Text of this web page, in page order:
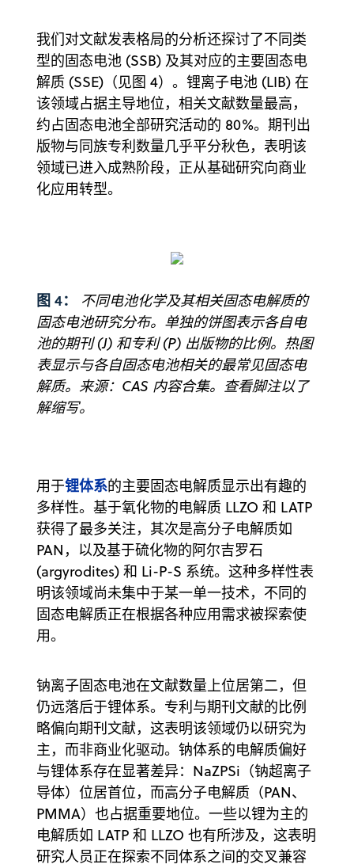
我们对文献发表格局的分析还探讨了不同类
型的固态电池 (SSB) 及其对应的主要固态电
解质 (SSE)（见图 4）。锂离子电池 (LIB) 在
该领域占据主导地位，相关文献数量最高，
约占固态电池全部研究活动的 80%。期刊出
版物与同族专利数量几乎平分秋色，表明该
领域已进入成熟阶段，正从基础研究向商业
化应用转型。
图 4：
不同电池化学及其相关固态电解质的
固态电池研究分布。单独的饼图表示各自电
池的期刊 (J) 和专利 (P) 出版物的比例。热图
表显示与各自固态电池相关的最常见固态电
解质。来源：CAS 内容合集。查看脚注以了
解缩写。
用于锂体系的主要固态电解质显示出有趣的
多样性。基于氧化物的电解质 LLZO 和 LATP
获得了最多关注，其次是高分子电解质如
PAN，以及基于硫化物的阿尔吉罗石
(argyrodites) 和 Li-P-S 系统。这种多样性表
明该领域尚未集中于某一单一技术，不同的
固态电解质正在根据各种应用需求被探索使
用。
钠离子固态电池在文献数量上位居第二，但
仍远落后于锂体系。专利与期刊文献的比例
略偏向期刊文献，这表明该领域仍以研究为
主，而非商业化驱动。钠体系的电解质偏好
与锂体系存在显著差异：NaZPSi（钠超离子
导体）位居首位，而高分子电解质（PAN、
PMMA）也占据重要地位。一些以锂为主的
电解质如 LATP 和 LLZO 也有所涉及，这表明
研究人员正在探索不同体系之间的交叉兼容